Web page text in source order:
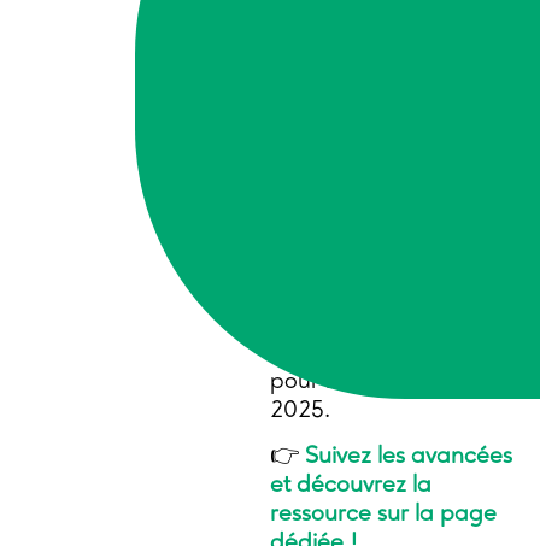
pour la fin de l’année
2025.
👉 Suivez les avancées
et découvrez la
ressource sur la page